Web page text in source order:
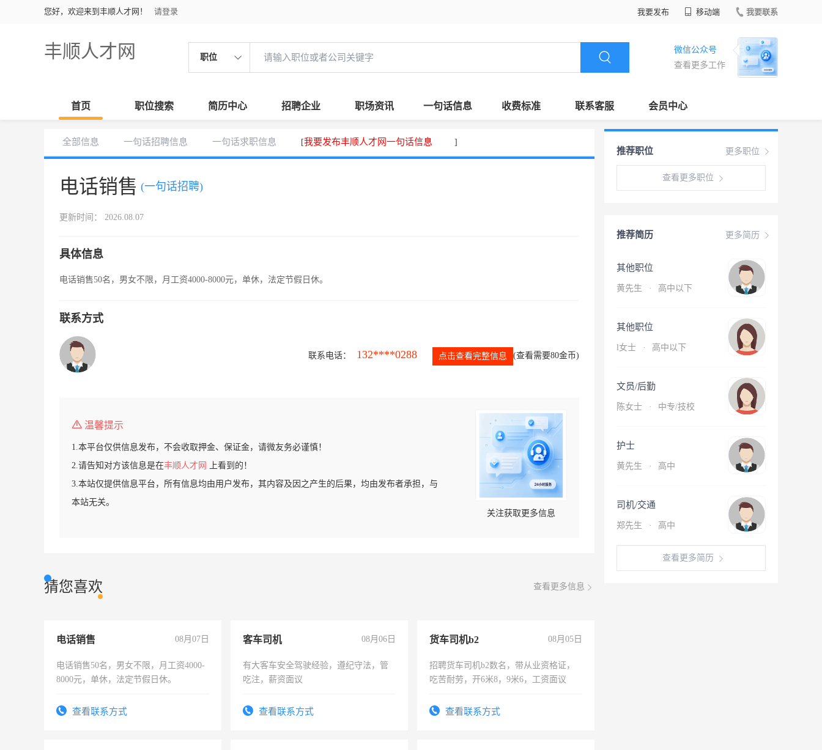
您好，欢迎来到丰顺人才网！ 请登录 我要发布 移动端 我要联系
丰顺人才网 职位
微信公众号
查看更多工作
首页 职位搜索 简历中心 招聘企业 职场资讯 一句话信息 收费标准 联系客服 会员中心
全部信息 一句话招聘信息 一句话求职信息 [我要发布丰顺人才网一句话信息 ]
电话销售 (一句话招聘)
更新时间： 2026.08.07
具体信息
电话销售50名，男女不限，月工资4000-8000元，单休，法定节假日休。
联系方式
联系电话： 132****0288 点击查看完整信息 (查看需要80金币)
温馨提示
1.本平台仅供信息发布，不会收取押金、保证金，请微友务必谨慎！
2.请告知对方该信息是在丰顺人才网
上看到的！
3.本站仅提供信息平台，所有信息均由用户发布，其内容及因之产生的后果，均由发布者承担，与
本站无关。
关注获取更多信息
猜您喜欢 查看更多信息
电话销售 08月07日
电话销售50名，男女不限，月工资4000-
8000元，单休，法定节假日休。
查看联系方式
客车司机 08月06日
有大客车安全驾驶经验，遵纪守法，管
吃注，薪资面议
查看联系方式
货车司机b2 08月05日
招聘货车司机b2数名，带从业资格证，
吃苦耐劳，开6米8，9米6，工资面议
查看联系方式
更多职位
推荐职位
查看更多职位
更多简历
推荐简历
其他职位
黄先生 · 高中以下
其他职位
l女士 · 高中以下
文员/后勤
陈女士 · 中专/技校
护士
黄先生 · 高中
司机/交通
郑先生 · 高中
查看更多简历